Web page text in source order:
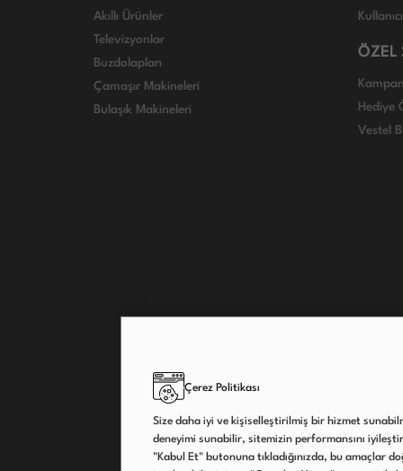
Akıllı Ürünler
Televizyonlar
Buzdolapları
Çamaşır Makineleri
Bulaşık Makineleri
ÖZEL
Hediye
Vestel
Çerez Politikası
Size daha iyi ve kişiselleştirilmiş bir hizmet
deneyimi sunabilir, sitemizin performansını
"Kabul Et" butonuna tıkladığınızda, bu amaçlar